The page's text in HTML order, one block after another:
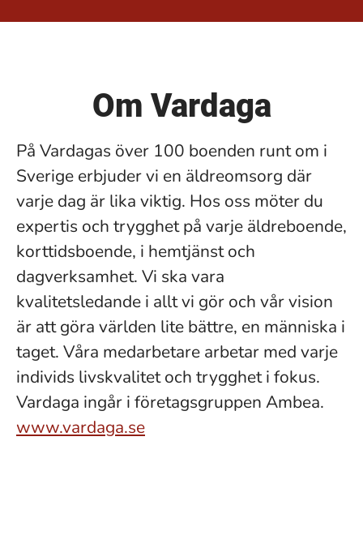
Om Vardaga
På Vardagas över 100 boenden runt om i
Sverige erbjuder vi en äldreomsorg där
varje dag är lika viktig. Hos oss möter du
expertis och trygghet på varje äldreboende,
korttidsboende, i hemtjänst och
dagverksamhet. Vi ska vara
kvalitetsledande i allt vi gör och vår vision
är att göra världen lite bättre, en människa i
taget. Våra medarbetare arbetar med varje
individs livskvalitet och trygghet i fokus.
Vardaga ingår i företagsgruppen Ambea.
www.vardaga.se